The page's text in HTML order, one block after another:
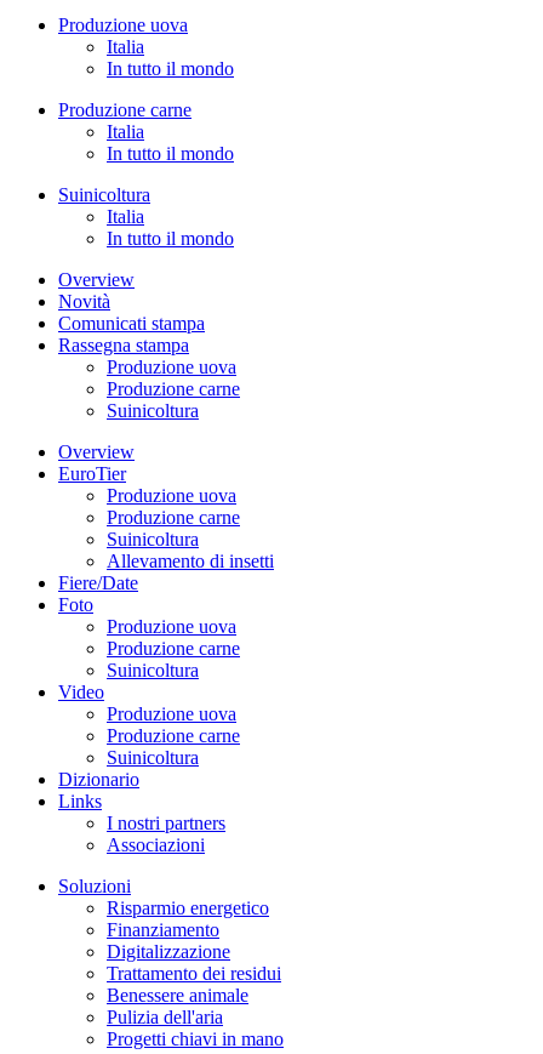
Produzione uova
Italia
In tutto il mondo
Produzione carne
Italia
In tutto il mondo
Suinicoltura
Italia
In tutto il mondo
Overview
Novità
Comunicati stampa
Rassegna stampa
Produzione uova
Produzione carne
Suinicoltura
Overview
EuroTier
Produzione uova
Produzione carne
Suinicoltura
Allevamento di insetti
Fiere/Date
Foto
Produzione uova
Produzione carne
Suinicoltura
Video
Produzione uova
Produzione carne
Suinicoltura
Dizionario
Links
I nostri partners
Associazioni
Soluzioni
Risparmio energetico
Finanziamento
Digitalizzazione
Trattamento dei residui
Benessere animale
Pulizia dell'aria
Progetti chiavi in mano